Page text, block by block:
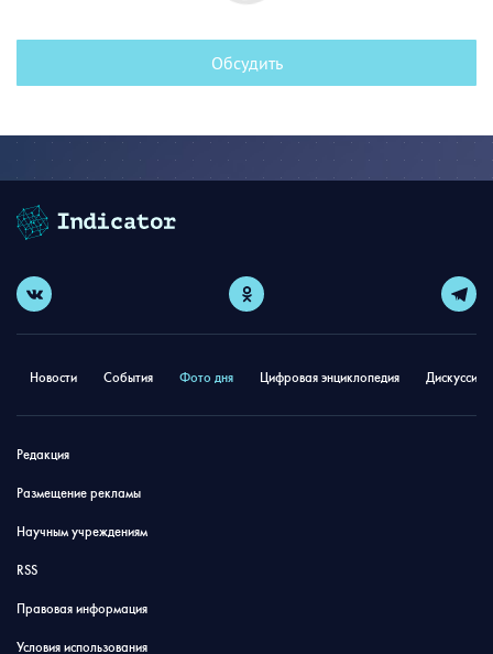
Обсудить
Новости События Фото дня Цифровая энциклопедия
Редакция
Размещение рекламы
Научным учреждениям
RSS
Правовая информация
Условия использования